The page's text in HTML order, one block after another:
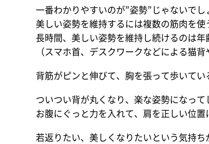
一番わかりやすいのが”姿勢”じゃないでし
美しい姿勢を維持するには複数の筋肉を使
長時間、美しい姿勢を維持し続けるのは
（スマホ首、デスクワークなどによる猫背
背筋がピンと伸びて、胸を張って歩いて
ついつい背が丸くなり、楽な姿勢になっ
お腹にぐっと力を入れて、肩を正しい位置
若返りたい、美しくなりたいという気持